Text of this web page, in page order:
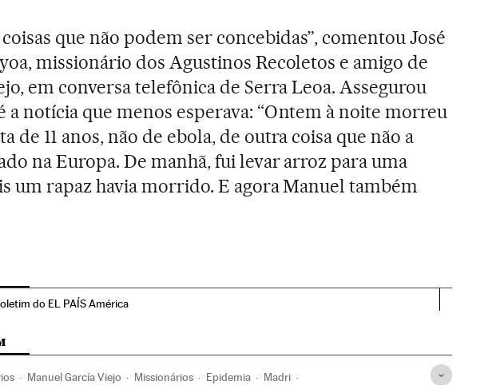
que não podem ser concebidas”, comentou José
missionário dos Agustinos Recoletos e amigo de
em conversa telefônica de Serra Leoa. Assegurou
a notícia que menos esperava: “Ontem à noite morreu
de 11 anos, não de ebola, de outra coisa que não a
na Europa. De manhã, fui levar arroz para uma
um rapaz havia morrido. E agora Manuel também
do EL PAÍS América
Manuel García Viejo Missionários Epidemia Madri